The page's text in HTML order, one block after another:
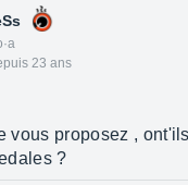
23 ans
vous proposez ,
?